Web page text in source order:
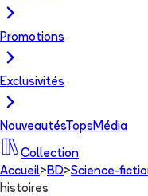
Promotions
Exclusivités
NouveautésTops Média
Collection
Accueil> BD>Science-
histoires